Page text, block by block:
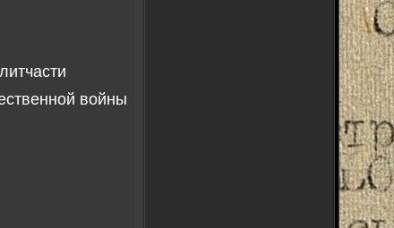
войны